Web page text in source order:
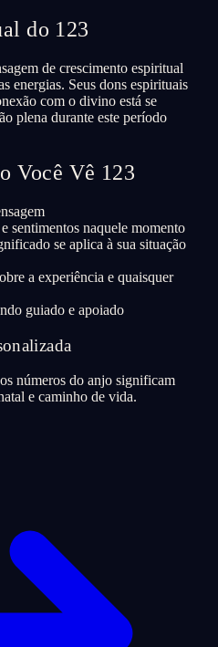
do 123
de crescimento espiritual
energias. Seus dons espirituais
com o divino está se
plena durante este período
Você Vê 123
sentimentos naquele momento
se aplica à sua situação
a experiência e quaisquer
guiado e apoiado
números do anjo significam
e caminho de vida.